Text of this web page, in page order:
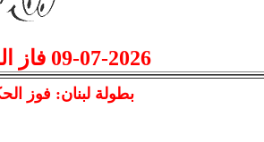
09-07-2026 فاز
بطولة لبنان: فوز